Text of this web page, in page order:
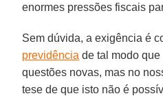
enormes pressões fiscais
Sem dúvida, a exigência é
previdência de tal modo
questões novas, mas no
tese de que isto não é